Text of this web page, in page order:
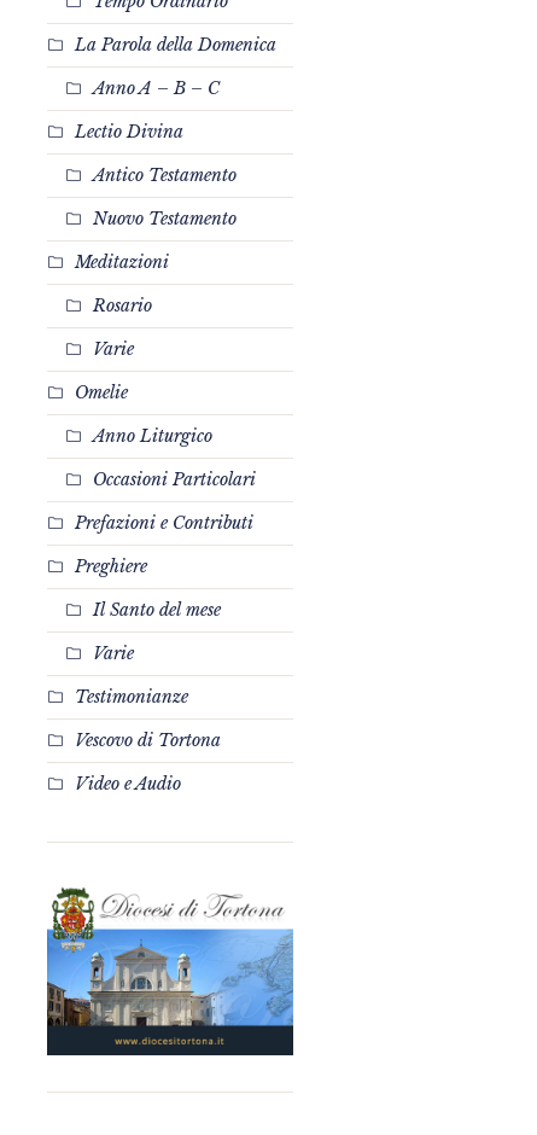
La Parola della Domenica
Anno A – B – C
Lectio Divina
Antico Testamento
Nuovo Testamento
Meditazioni
Rosario
Varie
Omelie
Anno Liturgico
Occasioni Particolari
Prefazioni e Contributi
Preghiere
Il Santo del mese
Varie
Testimonianze
Vescovo di Tortona
Video e Audio